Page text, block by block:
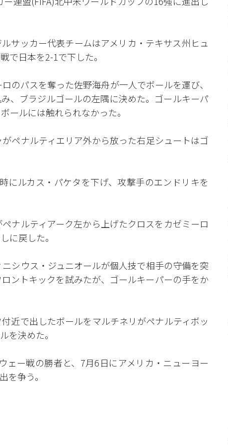
サッカー代表チームはアメリカ・テキサス州ヒュ
で日本を2-1で下した。
のパスを奪った佐野海舟が一人でボールを運び、
、ブラジルゴールの左隅に決めた。ゴールキーパ
ールには触れられなかった。
ペナルティエリア外から放った右足シュートはゴ
にルカス・パケタを下げ、攻撃手のエンドリキを
ナルティアーク左から上げたクロスをカゼミーロ
に戻した。
シウス・ジュニオールが個人技で相手の守備を突
ントキックを試みたが、ゴールキーパーの手をか
近で出したボールをマルチネリがペナルティボッ
を決めた。
ェー戦の勝者と、7月6日にアメリカ・ニューヨー
を争う。